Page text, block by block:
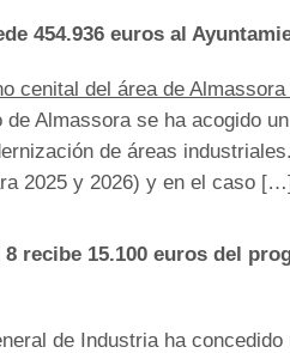
454.936 euros al
de Almassora se ha acogido
de áreas
2025 y 2026) y en el caso
8 recibe 15.100 euros del
de Industria ha